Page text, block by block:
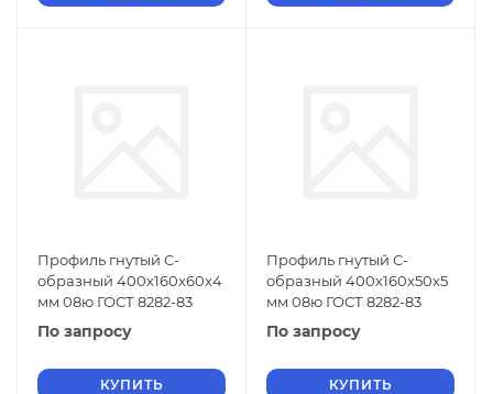
Профиль гнутый C-
образный 400х160х60х4
мм 08ю ГОСТ 8282-83
По запросу
КУПИТЬ
Профиль гнутый C-
образный 400х160х50х5
мм 08ю ГОСТ 8282-83
По запросу
КУПИТЬ